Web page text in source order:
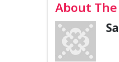
About